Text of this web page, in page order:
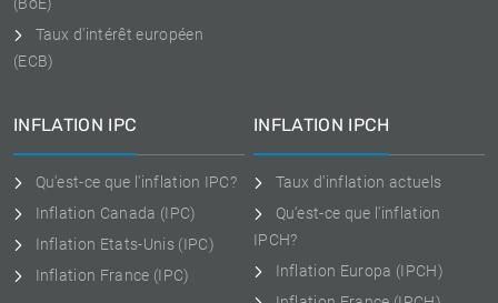
Taux d'intérêt européen
(ECB)
INFLATION IPC
Qu'est-ce que l'inflation IPC?
Inflation Canada (IPC)
Inflation Etats-Unis (IPC)
Inflation France (IPC)
INFLATION IPCH
Taux d'inflation actuels
Qu'est-ce que l'inflation
IPCH?
Inflation Europa (IPCH)